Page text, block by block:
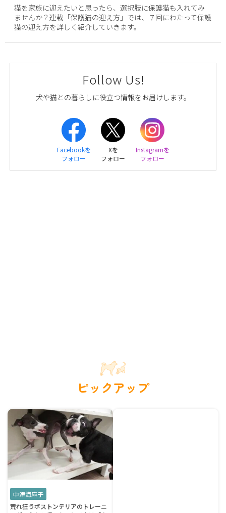
猫を家族に迎えたいと思ったら、選択肢に保護猫も入れてみ
ませんか？連載「保護猫の迎え方」では、７回にわたって保護
猫の迎え方を詳しく紹介していきます。
Follow Us!
犬や猫との暮らしに役立つ情報をお届けします。
Facebookを
フォロー
Xを
フォロー
Instagramを
フォロー
ピックアップ
中津海麻子
荒れ狂うボストンテリアのトレーニ